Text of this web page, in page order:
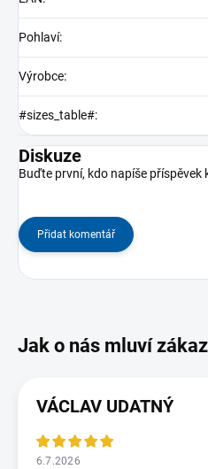
Pohlaví:
Výrobce:
#sizes_table#:
Diskuze
Buďte první, kdo napíše příspěvek
Přidat komentář
VÁCLAV UDATNÝ
6.7.2026